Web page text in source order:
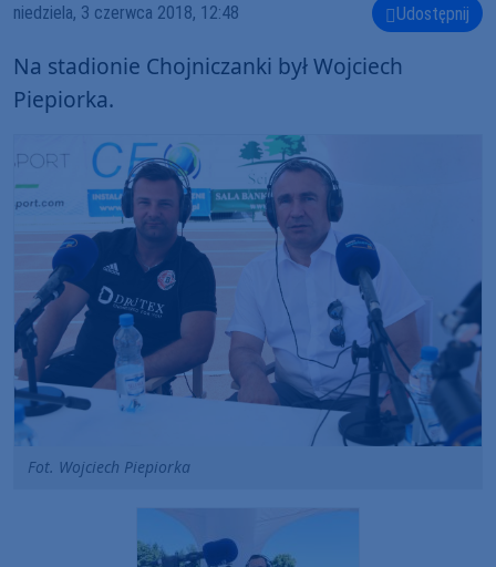
niedziela, 3 czerwca 2018, 12:48 Udostępnij
Na stadionie Chojniczanki był Wojciech
Piepiorka.
Fot. Wojciech Piepiorka